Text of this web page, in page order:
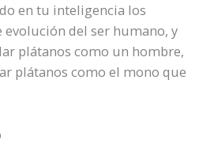
en tu inteligencia los
evolución del ser humano, y
plátanos como un hombre,
plátanos como el mono que